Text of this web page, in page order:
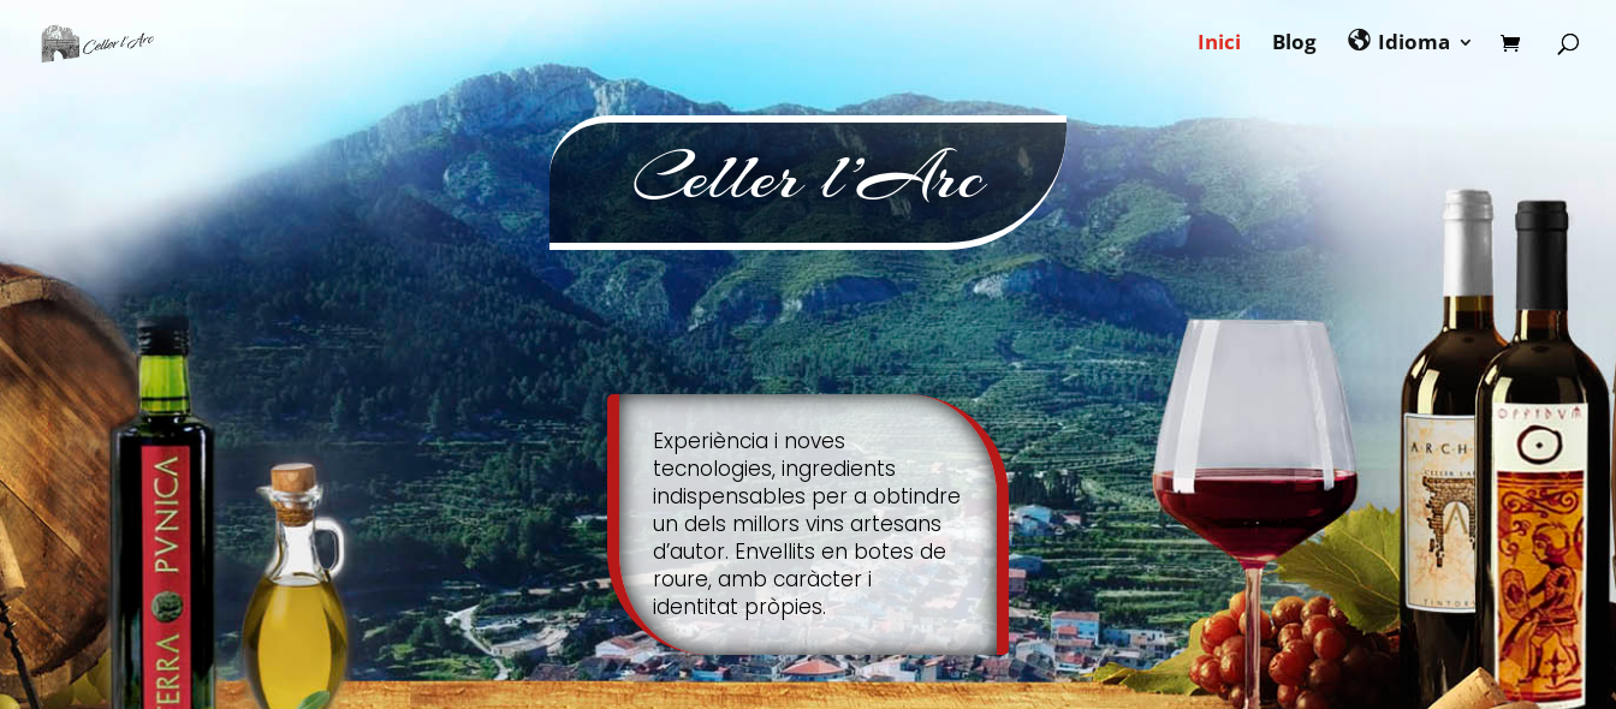
Inici Blog Idioma
Celler l’Arc
Experiència i noves
tecnologies, ingredients
indispensables per a obtindre
un dels millors vins artesans
d’autor. Envellits en botes de
roure, amb caràcter i
identitat pròpies.